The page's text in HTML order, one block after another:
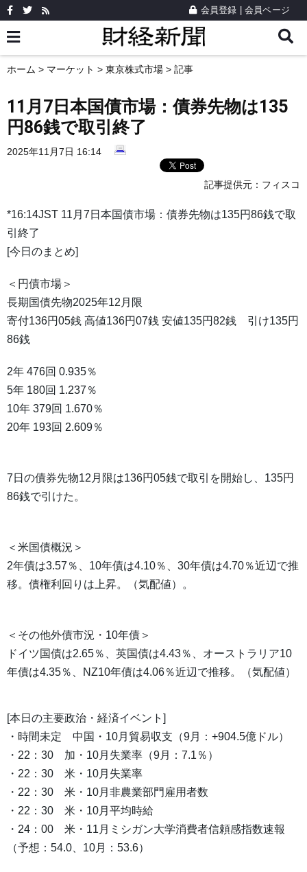
会員登録 会員ページ
ホーム > マーケット > 東京株式市場 > 記事
11月7日本国債市場：債券先物は135
円86銭で取引終了
2025年11月7日 16:14
記事提供元： フィスコ
*16:14JST 11月7日本国債市場：債券先物は135円86銭で取
引終了
[今日のまとめ]
＜円債市場＞
長期国債先物2025年12月限
寄付136円05銭 高値136円07銭 安値135円82銭 引け135円
86銭
2年 476回 0.935％
5年 180回 1.237％
10年 379回 1.670％
20年 193回 2.609％
7日の債券先物12月限は136円05銭で取引を開始し、135円
86銭で引けた。
＜米国債概況＞
2年債は3.57％、10年債は4.10％、30年債は4.70％近辺で推
移。債権利回りは上昇。（気配値）。
＜その他外債市況・10年債＞
ドイツ国債は2.65％、英国債は4.43％、オーストラリア10
年債は4.35％、NZ10年債は4.06％近辺で推移。（気配値）
[本日の主要政治・経済イベント]
・時間未定 中国・10月貿易収支（9月：+904.5億ドル）
・22：30 加・10月失業率（9月：7.1％）
・22：30 米・10月失業率
・22：30 米・10月非農業部門雇用者数
・22：30 米・10月平均時給
・24：00 米・11月ミシガン大学消費者信頼感指数速報
（予想：54.0、10月：53.6）